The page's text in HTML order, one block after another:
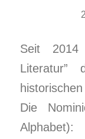
Seit 2014
Die
Alphabet):